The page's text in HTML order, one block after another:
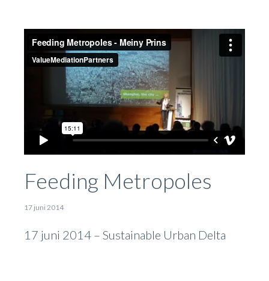
Feeding Metropoles
17 juni 2014
17 juni 2014 – Sustainable Urban Delta